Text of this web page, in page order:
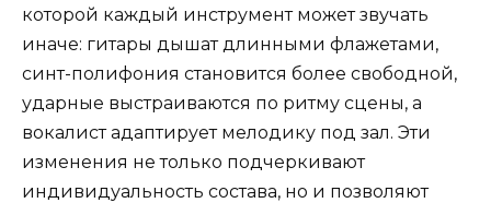
которой каждый инструмент может звучать
иначе: гитары дышат длинными флажетами,
синт-полифония становится более свободной,
ударные выстраиваются по ритму сцены, а
вокалист адаптирует мелодику под зал. Эти
изменения не только подчеркивают
индивидуальность состава, но и позволяют